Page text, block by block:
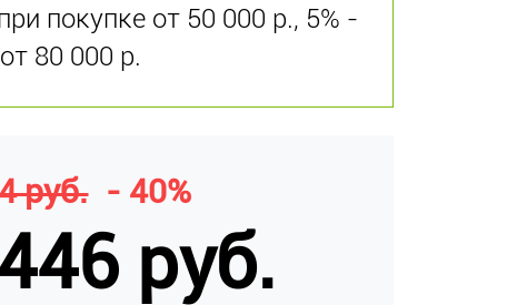
покупке от 50 000 р., 5% -
80 000 р.
руб. - 40%
руб.